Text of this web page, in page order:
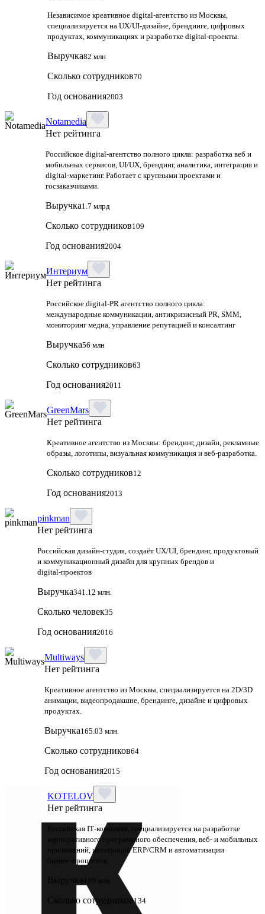
Независимое креативное digital‑агентство из Москвы,
специализируется на UX/UI‑дизайне, брендинге, цифровых
продуктах, коммуникациях и разработке digital‑проекты.
Выручка82 млн
Сколько сотрудников70
Год основания2003
Notamedia
Нет рейтинга
Российское digital-агентство полного цикла: разработка веб и
мобильных сервисов, UI/UX, брендинг, аналитика, интеграция и
digital-маркетинг. Работает с крупными проектами и
госзаказчиками.
Выручка1.7 млрд
Сколько сотрудников109
Год основания2004
Интериум
Нет рейтинга
Российское digital-PR агентство полного цикла:
международные коммуникации, антикризисный PR, SMM,
мониторинг медиа, управление репутацией и консалтинг
Выручка56 млн
Сколько сотрудников63
Год основания2011
GreenMars
Нет рейтинга
Креативное агентство из Москвы: брендинг, дизайн, рекламные
образы, логотипы, визуальная коммуникация и веб-разработка.
Сколько сотрудников12
Год основания2013
pinkman
Нет рейтинга
Российская дизайн‑студия, создаёт UX/UI, брендинг, продуктовый
и коммуникационный дизайн для крупных брендов и
digital‑проектов
Выручка341.12 млн.
Сколько человек35
Год основания2016
Multiways
Нет рейтинга
Креативное агентство из Москвы, специализируется на 2D/3D
анимации, видеопродакшне, брендинге, дизайне и цифровых
продуктах.
Выручка165.03 млн.
Сколько сотрудников64
Год основания2015
KOTELOV
Нет рейтинга
Российская IT‑компания, специализируется на разработке
корпоративного программного обеспечения, веб‑ и мобильных
приложений, интеграции ERP/CRM и автоматизации
бизнес‑процессов.
Сколько сотрудников134